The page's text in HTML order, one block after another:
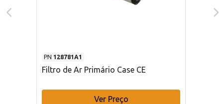
PN 128781A1
Filtro de Ar Primário Case CE
Ver Preço